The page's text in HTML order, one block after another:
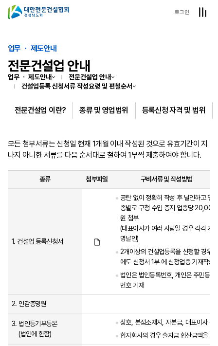
로그인
업무 ㆍ 제도안내
전문건설업 안내
업무 ㆍ 제도안내
전문건설업 안내
건설업등록 신청서류 작성요령 및 편철순서
전문건설업 이란? 종류 및 영업범위 등록신청 자격 및 범위
모든 첨부서류는 신청일 현재 1개월 이내 작성된 것으로 유효기간이 지
나지 아니한 서류를 다음 순서대로 철하여 1부씩 제출하여야 합니다.
종류 첨부파일 구비서류 및 작성방법
1. 건설업 등록신청서
공란 없이 정확히 작성 후 날인하고 업
종별로 구청 수입 증지 업종당 20,000
원 첨부
(대표이사가 여러 사람일 경우 각각 기
명날인)
2개이상의 건설업등록을 신청할 경우
에도 신청서 1부 에 신청업종 기재작성
법인은 법인등록번호, 개인은 주민등록
번호 기재
2. 인감증명원
3. 법인등기부등본
(법인에 한함)
상호, 본점소재지, 자본금, 대표이사 등
합자회사의 경우 출자금 합산금액을 등